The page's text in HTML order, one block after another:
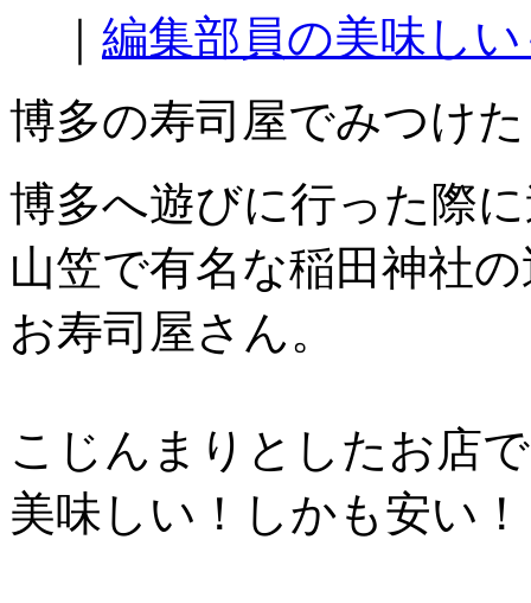
編集部員の美味し
博多の寿司屋でみつけ
博多へ遊びに行った際
山笠で有名な稲田神社
お寿司屋さん。
こじんまりとしたお店
美味しい！しかも安い！